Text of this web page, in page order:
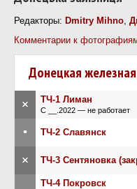
Редакторы: Dmitry Mihno,
Комментарии к
Донецкая
× ТЧ-1 Лиман
С __.2022 — не работает
• ТЧ-2 Славянск
× ТЧ-3 Сентяновка
ТЧ-4 Покровск